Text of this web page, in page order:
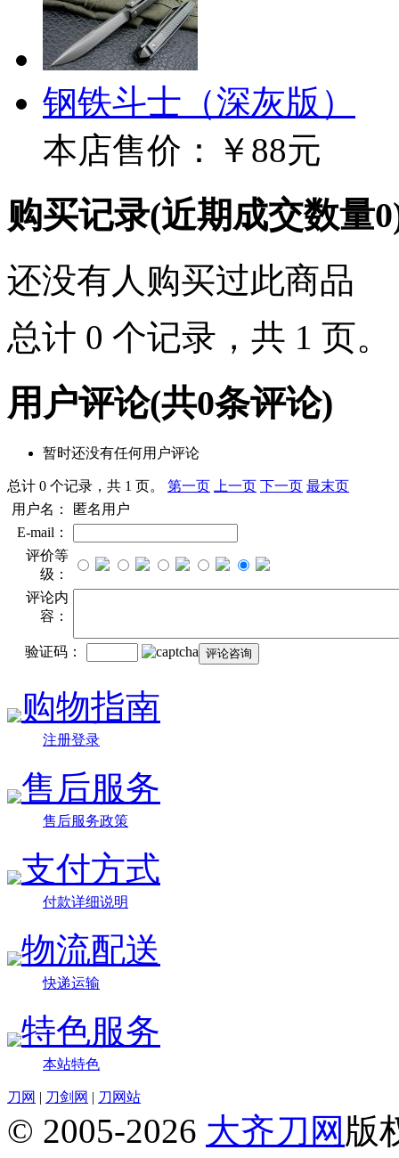
钢铁斗士（深灰版）
本店售价：
￥88元
购买记录(近期成交数量0
还没有人购买过此商品
总计 0 个记录，共 1 页。
用户评论(共0条评论)
暂时还没有任何用户评论
总计 0 个记录，共 1 页。 第一页 上一页 下一页 最末页
用户名：
匿名用户
E-mail：
评价等
级：
评论内
容：
验证码：
购物指南
注册登录
售后服务
售后服务政策
支付方式
付款详细说明
物流配送
快递运输
特色服务
本站特色
刀网 | 刀剑网 | 刀网站
© 2005-2026 大齐刀网 版